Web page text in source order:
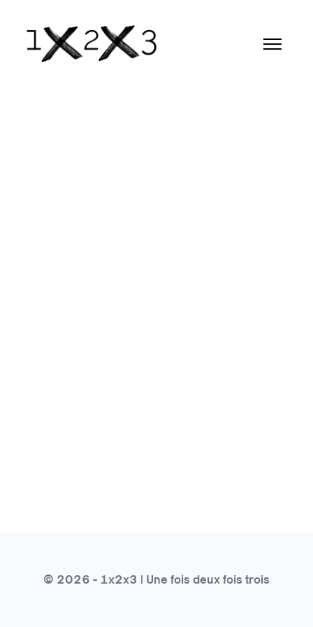
© 2026 - 1x2x3 | Une fois deux fois trois